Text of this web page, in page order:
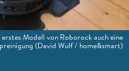
Modell von Roborock auch eine
(David Wulf / home&smart)